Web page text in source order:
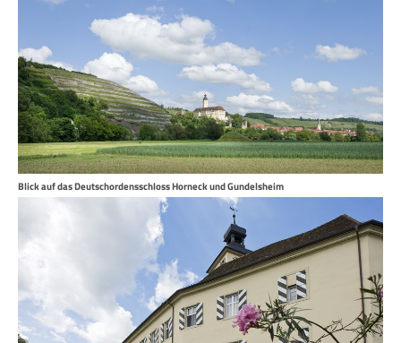
Blick auf das Deutschordensschloss Horneck und Gundelsheim